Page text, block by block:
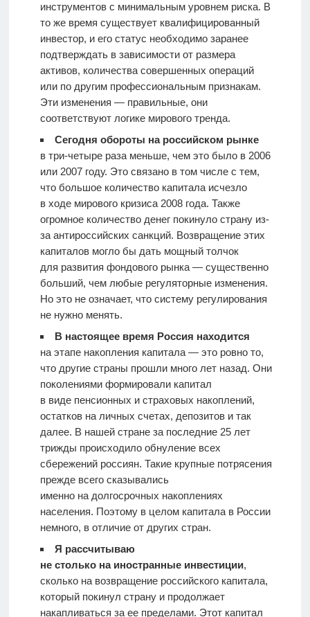
инструментов с минимальным уровнем риска. В
то же время существует квалифицированный
инвестор, и его статус необходимо заранее
подтверждать в зависимости от размера
активов, количества совершенных операций
или по другим профессиональным признакам.
Эти изменения — правильные, они
соответствуют логике мирового тренда.
Сегодня обороты на российском рынке
в три-четыре раза меньше, чем это было в 2006
или 2007 году. Это связано в том числе с тем,
что большое количество капитала исчезло
в ходе мирового кризиса 2008 года. Также
огромное количество денег покинуло страну из-
за антироссийских санкций. Возвращение этих
капиталов могло бы дать мощный толчок
для развития фондового рынка — существенно
больший, чем любые регуляторные изменения.
Но это не означает, что систему регулирования
не нужно менять.
В настоящее время Россия находится
на этапе накопления капитала — это ровно то,
что другие страны прошли много лет назад. Они
поколениями формировали капитал
в виде пенсионных и страховых накоплений,
остатков на личных счетах, депозитов и так
далее. В нашей стране за последние 25 лет
трижды происходило обнуление всех
сбережений россиян. Такие крупные потрясения
прежде всего сказывались
именно на долгосрочных накоплениях
населения. Поэтому в целом капитала в России
немного, в отличие от других стран.
Я рассчитываю
не столько на иностранные инвестиции,
сколько на возвращение российского капитала,
который покинул страну и продолжает
накапливаться за ее пределами. Этот капитал